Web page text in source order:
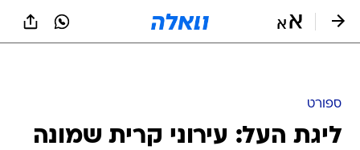
ספורט
ליגת העל: עירוני קרית שמונה